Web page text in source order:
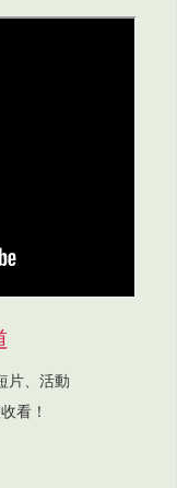
片、活動
看！